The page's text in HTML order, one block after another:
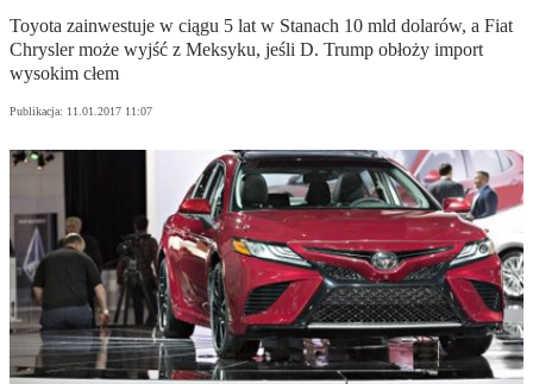
Toyota zainwestuje w ciągu 5 lat w Stanach 10 mld dolarów, a Fiat
Chrysler może wyjść z Meksyku, jeśli D. Trump obłoży import
wysokim cłem
Publikacja: 11.01.2017 11:07